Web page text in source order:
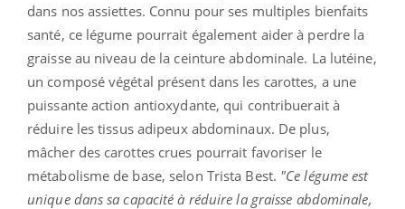
dans nos assiettes. Connu pour ses multiples bienfaits
santé, ce légume pourrait également aider à perdre la
graisse au niveau de la ceinture abdominale. La lutéine,
un composé végétal présent dans les carottes, a une
puissante action antioxydante, qui contribuerait à
réduire les tissus adipeux abdominaux. De plus,
mâcher des carottes crues pourrait favoriser le
métabolisme de base, selon Trista Best. "Ce légume est
unique dans sa capacité à réduire la graisse abdominale,